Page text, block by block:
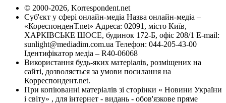
© 2000-2026, Korrespondent.net
Суб'єкт у сфері онлайн-медіа Назва онлайн-медіа –
«КореспонденТ.net» Адреса: 02091, місто Київ,
ХАРКІВСЬКЕ ШОСЕ, будинок 172-Б, офіс 208/1 E-mail:
sunlight@mediadim.com.ua Телефон: 044-205-43-00
Ідентифікатор медіа – R40-06068
Використання будь-яких матеріалів, розміщених на
сайті, дозволяється за умови посилання на
Корреспондент.net.
При копіюванні матеріалів зі сторінки « Новини України
і світу» , для інтернет - видань - обов'язкове пряме